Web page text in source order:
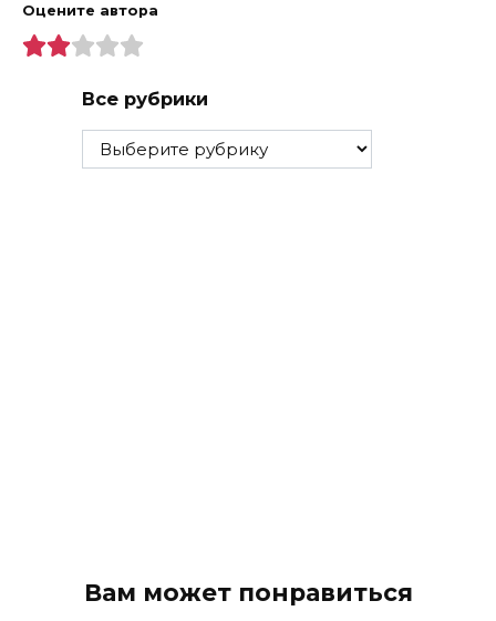
Оцените автора
Все рубрики
Все
рубрики
Вам может понравиться